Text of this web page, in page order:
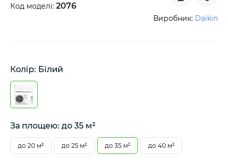
Код моделі: 2076
Виробник: Daikin
Колір: Білий
За площею: до 35 м²
до 20 м² до 25 м² до 35 м² до 40 м²